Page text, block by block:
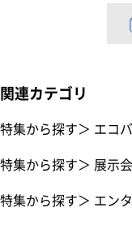
関連カテゴリ
特集から探す＞ エコ
特集から探す＞ 展示
特集から探す＞ エン